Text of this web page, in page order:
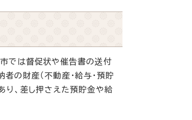
市では督促状や催告書の送付
の財産（不動産・給与・預貯
り、差し押さえた預貯金や給